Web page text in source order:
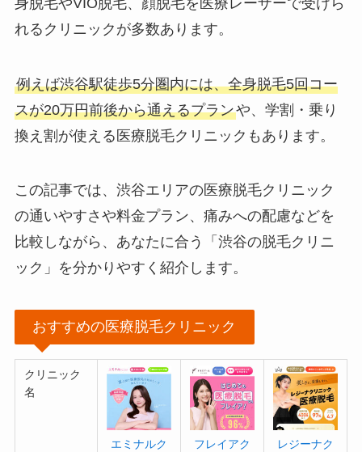
れるクリニックが多数あります。
例えば渋谷駅徒歩5分圏内には、全身脱毛5回コー
スが20万円前後から通えるプランや、学割・乗り
換え割が使える医療脱毛クリニックもあります。
この記事では、渋谷エリアの医療脱毛クリニック
の通いやすさや料金プラン、痛みへの配慮などを
比較しながら、あなたに合う「渋谷の脱毛クリニ
ック」を分かりやすく紹介します。
おすすめの医療脱毛クリニック
クリニック
名
エミナルク
フレイアク
レジーナク